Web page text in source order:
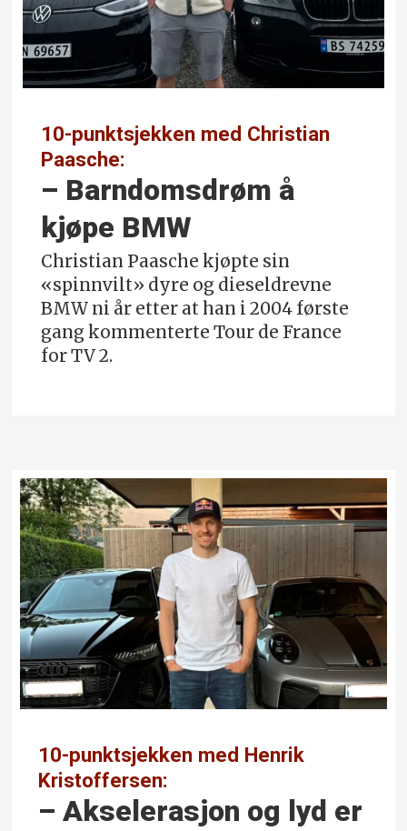
10-punktsjekken med Christian
Paasche:
– Barndoms­drøm å
kjøpe BMW
Christian Paasche kjøpte sin
«spinnvilt» dyre og dieseldrevne
BMW ni år etter at han i 2004 første
gang kommenterte Tour de France
for TV 2.
10-punktsjekken med Henrik
Kristoffersen:
– Akselerasjon og lyd er